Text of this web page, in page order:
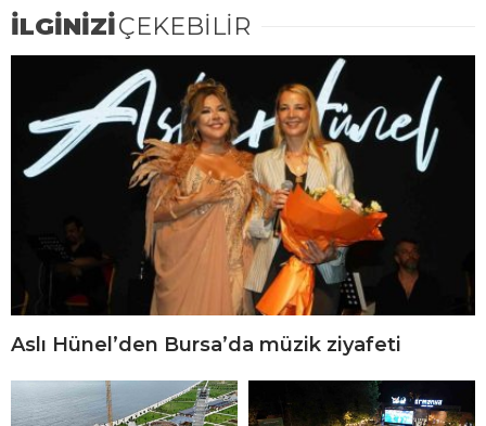
İLGİNİZİÇEKEBİLİR
Aslı Hünel’den Bursa’da müzik ziyafeti